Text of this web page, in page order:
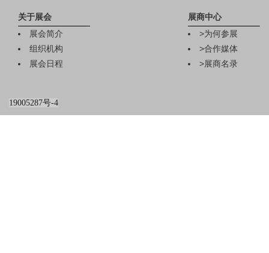
关于展会
展会简介
组织机构
展会日程
展商中心
>为何参展
>合作媒体
>展商名录
19005287号-4